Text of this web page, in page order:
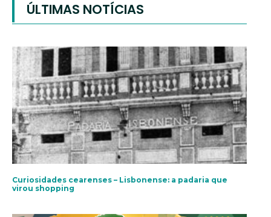
ÚLTIMAS NOTÍCIAS
Curiosidades cearenses – Lisbonense: a padaria que
virou shopping